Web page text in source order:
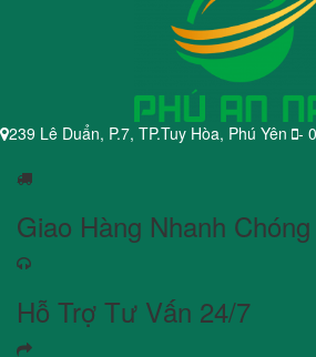
239 Lê Duẩn, P.7, TP.Tuy Hòa, Phú Yên -
Giao Hàng Nhanh Chóng
Hỗ Trợ Tư Vấn 24/7